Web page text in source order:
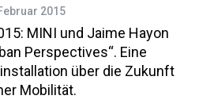
2015
MINI und Jaime Hayon
Perspectives“. Eine
über die Zukunft
Mobilität.